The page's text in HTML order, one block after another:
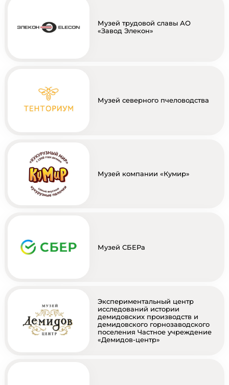
Музей трудовой славы АО
«Завод Элекон»
Музей северного пчеловодства
Музей компании «Кумир»
Музей СБЕРа
Экспериментальный центр
исследований истории
демидовских производств и
демидовского горнозаводского
поселения Частное учреждение
«Демидов-центр»